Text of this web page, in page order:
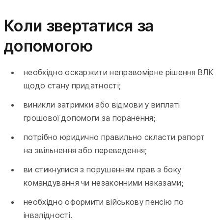
Коли звертатися за
допомогою
необхідно оскаржити неправомірне рішення ВЛК
щодо стану придатності;
виникли затримки або відмови у виплаті
грошової допомоги за поранення;
потрібно юридично правильно скласти рапорт
на звільнення або переведення;
ви стикнулися з порушенням прав з боку
командування чи незаконними наказами;
необхідно оформити військову пенсію по
інвалідності.